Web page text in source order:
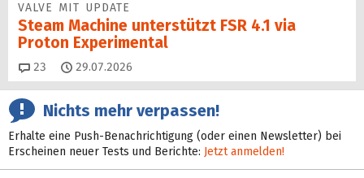
VALVE MIT UPDATE
Steam Machine unterstützt FSR 4.1 via
Proton Experimental
23 Kommentare
29.07.2026
Nichts mehr verpassen!
Erhalte eine Push-Benachrichtigung (oder einen Newsletter) bei
Erscheinen neuer Tests und Berichte: Jetzt anmelden!